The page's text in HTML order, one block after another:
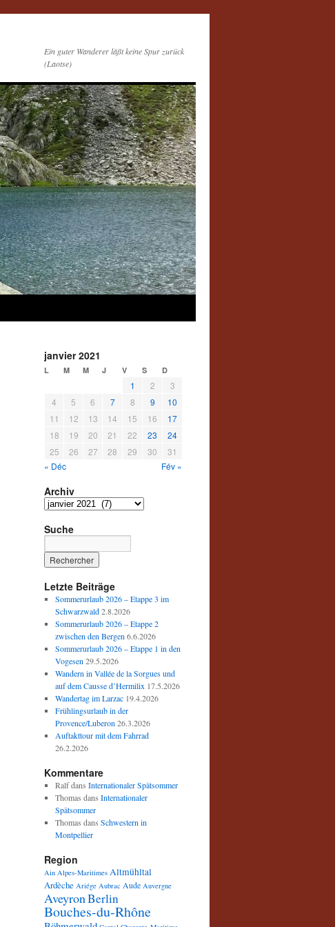
Ein guter Wanderer läßt keine Spur zurück
(Laotse)
janvier 2021
L M M J V S D
1 2
3
4
5 6 7 8 9
10
11
12 13 14 15 16
17
18
19 20 21 22 23
24
25
26 27 28 29 30
31
« Déc
Fév »
Archiv
Archiv
Suche
Letzte Beiträge
Sommerurlaub 2026 – Etappe 3 im
Schwarzwald 2.8.2026
Sommerurlaub 2026 – Etappe 2
zwischen den Bergen 6.6.2026
Sommerurlaub 2026 – Etappe 1 in den
Vogesen 29.5.2026
Wandern in Vallée de la Sorgues und
auf dem Causse d’Hermilix 17.5.2026
Wandertag im Larzac 19.4.2026
Frühlingsurlaub in der
Provence/Luberon 26.3.2026
Auftakttour mit dem Fahrrad
26.2.2026
Kommentare
Ralfdans Internationaler Spätsommer
Thomas dans Internationaler
Spätsommer
Thomas dans Schwestern in
Montpellier
Region
Ain Alpes-Maritimes Altmühltal
Ardèche Ariége Aubrac Aude Auvergne
AveyronBerlin
Bouches-du-Rhône